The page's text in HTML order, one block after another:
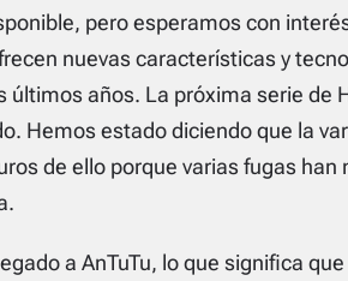
pero esperamos con
nuevas características y
últimos años. La próxima serie de
Hemos estado diciendo que la
de ello porque varias fugas
a AnTuTu, lo que significa